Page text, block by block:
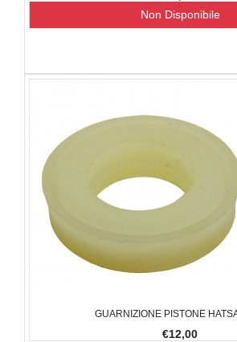
Non Disponibile
GUARNIZIONE PISTONE
€12,00